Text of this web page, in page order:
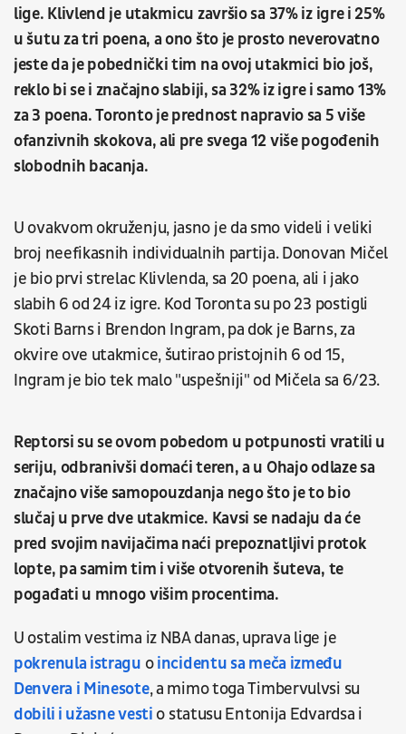
lige. Klivlend je utakmicu završio sa 37% iz igre i 25%
u šutu za tri poena, a ono što je prosto neverovatno
jeste da je pobednički tim na ovoj utakmici bio još,
reklo bi se i značajno slabiji, sa 32% iz igre i samo 13%
za 3 poena. Toronto je prednost napravio sa 5 više
ofanzivnih skokova, ali pre svega 12 više pogođenih
slobodnih bacanja.
U ovakvom okruženju, jasno je da smo videli i veliki
broj neefikasnih individualnih partija. Donovan Mičel
je bio prvi strelac Klivlenda, sa 20 poena, ali i jako
slabih 6 od 24 iz igre. Kod Toronta su po 23 postigli
Skoti Barns i Brendon Ingram, pa dok je Barns, za
okvire ove utakmice, šutirao pristojnih 6 od 15,
Ingram je bio tek malo "uspešniji" od Mičela sa 6/23.
Reptorsi su se ovom pobedom u potpunosti vratili u
seriju, odbranivši domaći teren, a u Ohajo odlaze sa
značajno više samopouzdanja nego što je to bio
slučaj u prve dve utakmice. Kavsi se nadaju da će
pred svojim navijačima naći prepoznatljivi protok
lopte, pa samim tim i više otvorenih šuteva, te
pogađati u mnogo višim procentima.
U ostalim vestima iz NBA danas, uprava lige je
pokrenula istragu oincidentu sa meča između
Denvera i Minesote, a mimo toga Timbervulvsi su
dobili i užasne vesti o statusu Entonija Edvardsa i